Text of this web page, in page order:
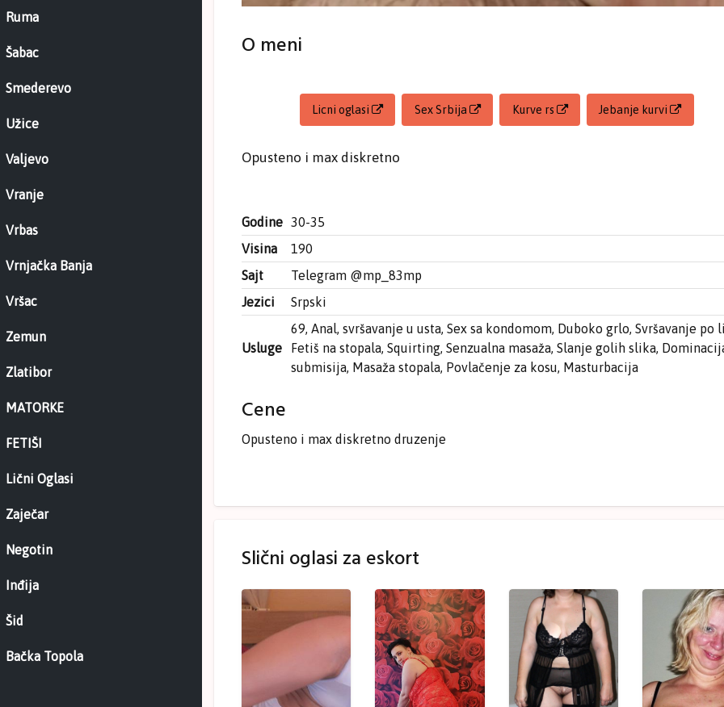
Ruma
Šabac
Smederevo
Užice
Valjevo
Vranje
Vrbas
Vrnjačka Banja
Vršac
Zemun
Zlatibor
MATORKE
FETIŠI
Lični Oglasi
Zaječar
Negotin
Inđija
Šid
Bačka Topola
O meni
Licni oglasi Sex Srbija Kurve rs Jebanje kurvi
Opusteno i max diskretno
Godine 30-35
Visina
190
Sajt
Telegram @mp_83mp
Jezici
Srpski
Usluge
69, Anal, svršavanje u usta, Sex sa kondomom, Duboko grlo, Svršavanje po
Fetiš na stopala, Squirting, Senzualna masaža, Slanje golih slika,
submisija, Masaža stopala, Povlačenje za kosu, Masturbacija
Cene
Opusteno i max diskretno druzenje
Slični oglasi za eskort